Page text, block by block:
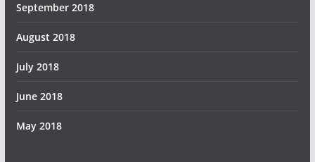
September 2018
August 2018
July 2018
June 2018
May 2018